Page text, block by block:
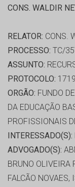
CONS. WALDIR
RELATOR: CONS.
PROCESSO: TC/
ASSUNTO:
PROTOCOLO:
ORGÃO: FUNDO
DA EDUCAÇÃO
PROFISSIONAIS
INTERESSADO(S):
ADVOGADO(S):
BRUNO OLIVEIRA
FALCÃO NOVAES,